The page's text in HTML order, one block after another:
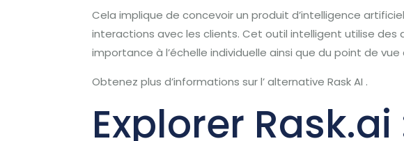
Cela implique de concevoir un produit d’intelligence
interactions avec les clients. Cet outil intelligent utilise des
importance à l’échelle individuelle ainsi que du point de
Obtenez plus d’informations sur l’ alternative Rask AI .
Explorer Rask.ai